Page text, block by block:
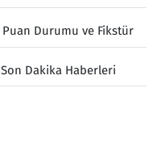
Puan Durumu ve Fikstür
Son Dakika Haberleri